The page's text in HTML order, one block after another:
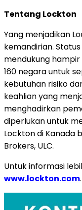
Tentang Lockton
Yang menjadikan
kemandirian.
mendukung hampir
160 negara untuk
kebutuhan risiko
keahlian yang
menghadirkan
diperlukan untuk
Lockton di Kanada
Brokers, ULC.
Untuk informasi
www.lockton.com.